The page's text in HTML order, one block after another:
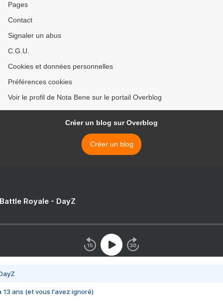
Pages
Contact
Signaler un abus
C.G.U.
Cookies et données personnelles
Préférences cookies
Voir le profil de Nota Bene sur le portail Overblog
Créer un blog sur Overblog
Créer un blog
Royale - DayZ
13 ans (et vous l'avez ignoré)